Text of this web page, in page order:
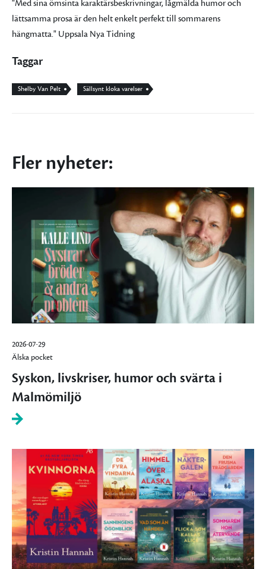
"Med sina ömsinta karaktärsbeskrivningar, lågmälda humor och
lättsamma prosa är den helt enkelt perfekt till sommarens
hängmatta." Uppsala Nya Tidning
Taggar
Shelby Van Pelt Sällsynt kloka varelser
Fler nyheter:
2026-07-29
Älska pocket
Syskon, livskriser, humor och svärta i
Malmömiljö